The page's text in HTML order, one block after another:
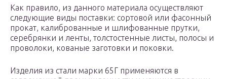
Как правило, из данного материала осуществляют
следующие виды поставки: сортовой или фасонный
прокат, калиброванные и шлифованные прутки,
серебрянки и ленты, толстостенные листы, полосы и
проволоки, кованые заготовки и поковки.
Изделия из стали марки 65Г применяются в